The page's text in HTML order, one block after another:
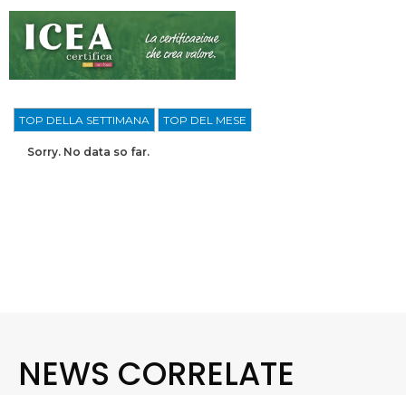
TOP DELLA SETTIMANA TOP DEL MESE
Sorry. No data so far.
NEWS CORRELATE